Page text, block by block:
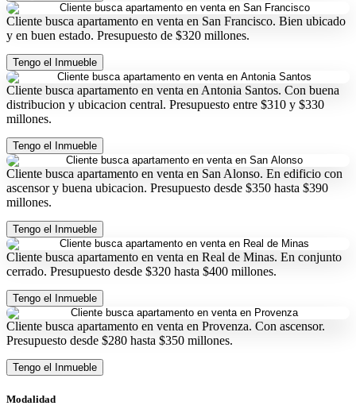
Cliente busca apartamento en venta en San Francisco. Bien ubicado
y en buen estado. Presupuesto de $320 millones.
Tengo el Inmueble
Cliente busca apartamento en venta en Antonia Santos. Con buena
distribucion y ubicacion central. Presupuesto entre $310 y $330
millones.
Tengo el Inmueble
Cliente busca apartamento en venta en San Alonso. En edificio con
ascensor y buena ubicacion. Presupuesto desde $350 hasta $390
millones.
Tengo el Inmueble
Cliente busca apartamento en venta en Real de Minas. En conjunto
cerrado. Presupuesto desde $320 hasta $400 millones.
Tengo el Inmueble
Cliente busca apartamento en venta en Provenza. Con ascensor.
Presupuesto desde $280 hasta $350 millones.
Tengo el Inmueble
Modalidad